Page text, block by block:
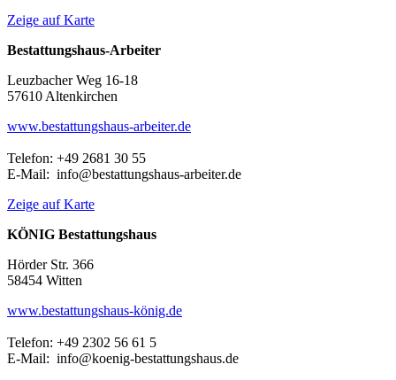
Zeige auf Karte
Bestattungshaus-Arbeiter
Leuzbacher Weg 16-18
57610 Altenkirchen
www.bestattungshaus-arbeiter.de
Telefon: +49 2681 30 55
E-Mail: info@bestattungshaus-arbeiter.de
Zeige auf Karte
KÖNIG Bestattungshaus
Hörder Str. 366
58454 Witten
www.bestattungshaus-könig.de
Telefon: +49 2302 56 61 5
E-Mail: info@koenig-bestattungshaus.de